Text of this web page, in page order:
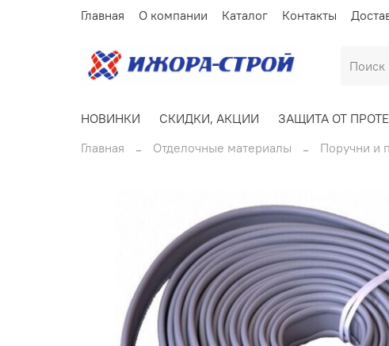
Главная О компании Каталог Контакты
НОВИНКИ СКИДКИ, АКЦИИ ЗАЩИТА ОТ
Главная
Отделочные материалы Поручни и